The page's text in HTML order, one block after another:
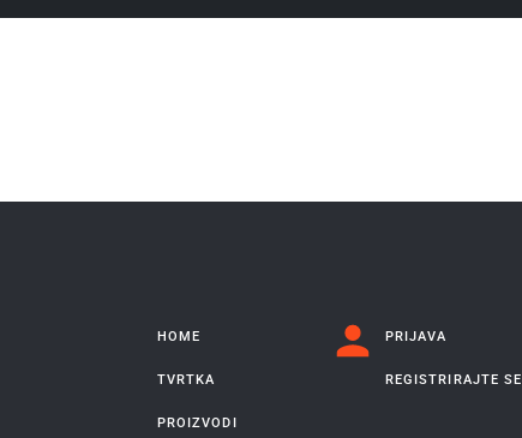
HOME
TVRTKA
PROIZVODI
PRIJAVA
REGISTRIRAJTE SE